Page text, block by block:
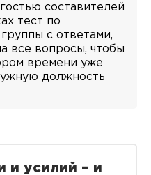
составителей
тест по
с ответами,
все вопросы, чтобы
времени уже
должность
и усилий – и